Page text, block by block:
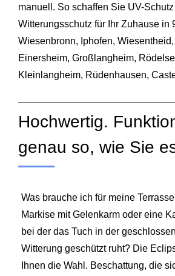
manuell. So schaffen Sie UV-Schutz
Witterungsschutz für Ihr Zuhause in
Wiesenbronn, Iphofen,
Einersheim, Großlangheim,
Kleinlangheim, Rüdenhausen,
Hochwertig.
genau so, wie Sie
Was brauche ich für meine
Markise mit Gelenkarm oder eine
bei der das Tuch in der
Witterung geschützt ruht? Die
Ihnen die Wahl. Beschattung, die